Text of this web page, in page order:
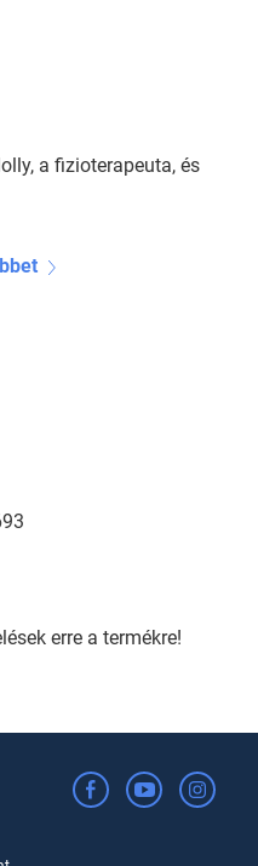
a fizioterapeuta, és
erre a termékre!